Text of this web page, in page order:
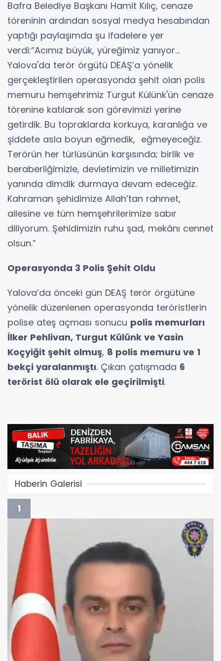
Bafra Belediye Başkanı Hamit Kılıç, cenaze
töreninin ardından sosyal medya hesabından
yaptığı paylaşımda şu ifadelere yer
verdi:“Acımız büyük, yüreğimiz yanıyor…
Yalova'da terör örgütü DEAŞ’a yönelik
gerçekleştirilen operasyonda şehit olan polis
memuru hemşehrimiz Turgut Külünk'ün cenaze
törenine katılarak son görevimizi yerine
getirdik. Bu topraklarda korkuya, karanlığa ve
şiddete asla boyun eğmedik, eğmeyeceğiz.
Terörün her türlüsünün karşısında; birlik ve
beraberliğimizle, devletimizin ve milletimizin
yanında dimdik durmaya devam edeceğiz.
Kahraman şehidimize Allah’tan rahmet,
ailesine ve tüm hemşehrilerimize sabır
diliyorum. Şehidimizin ruhu şad, mekânı cennet
olsun.”
Operasyonda 3 Polis Şehit Oldu
Yalova’da önceki gün DEAŞ terör örgütüne
yönelik düzenlenen operasyonda teröristlerin
polise ateş açması sonucu polis memurları
İlker Pehlivan, Turgut Külünk ve Yasin
Koçyiğit şehit olmuş, 8 polis memuru ve 1
bekçi yaralanmıştı. Çıkan çatışmada 6
terörist ölü olarak ele geçirilmişti.
Haberin Galerisi
1